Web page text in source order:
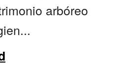
arbóreo